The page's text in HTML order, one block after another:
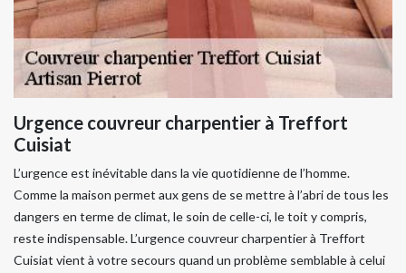
Urgence couvreur charpentier à Treffort
Cuisiat
L’urgence est inévitable dans la vie quotidienne de l’homme.
Comme la maison permet aux gens de se mettre à l’abri de tous les
dangers en terme de climat, le soin de celle-ci, le toit y compris,
reste indispensable. L’urgence couvreur charpentier à Treffort
Cuisiat vient à votre secours quand un problème semblable à celui